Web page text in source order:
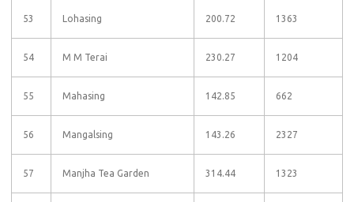
53 Lohasing 200.72 1363
54 M M Terai 230.27 1204
55 Mahasing 142.85 662
56 Mangalsing 143.26 2327
57 Manjha Tea Garden 314.44 1323